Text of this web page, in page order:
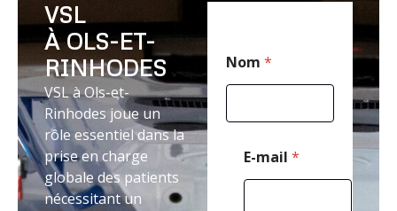
VSL
À OLS-ET-
RINHODES
VSL à Ols-et-
Rinhodes joue un
rôle essentiel dans la
prise en charge
globale des patients
nécessitant un
Nom *
E-mail *
*
M
e
s
s
a
g